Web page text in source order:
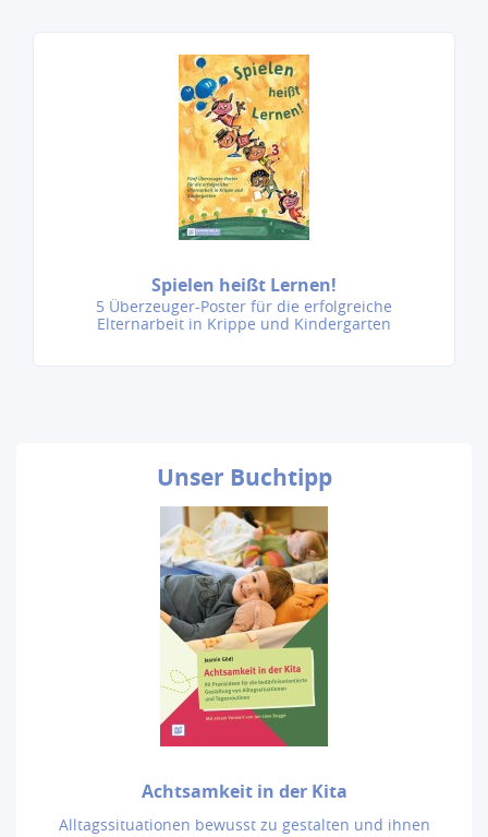
Spielen heißt Lernen!
5 Überzeuger-Poster für die erfolgreiche
Elternarbeit in Krippe und Kindergarten
Unser Buchtipp
Achtsamkeit in der Kita
Alltagssituationen bewusst zu gestalten und ihnen